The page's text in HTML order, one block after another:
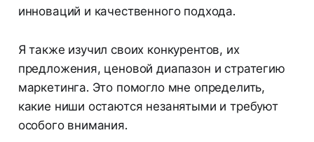
инноваций и качественного подхода.
Я также изучил своих конкурентов, их
предложения, ценовой диапазон и стратегию
маркетинга. Это помогло мне определить,
какие ниши остаются незанятыми и требуют
особого внимания.